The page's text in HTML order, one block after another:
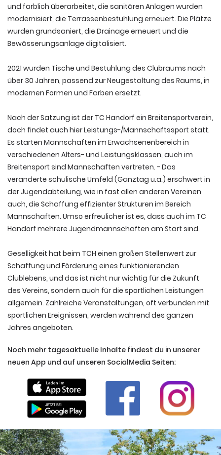
und farblich überarbeitet, die sanitären Anlagen wurden
modernisiert, die Terrassenbestuhlung erneuert. Die Plätze
wurden grundsaniert, die Drainage erneuert und die
Bewässerungsanlage digitalisiert.
2021 wurden Tische und Bestuhlung des Clubraums nach
über 30 Jahren, passend zur Neugestaltung des Raums, in
modernen Formen und Farben ersetzt.
Nach der Satzung ist der TC Handorf ein Breitensportverein,
doch findet auch hier Leistungs-/Mannschaftssport statt.
Es starten Mannschaften im Erwachsenenbereich in
verschiedenen Alters- und Leistungsklassen, auch im
Breitensport sind Mannschaften vertreten. - Das
veränderte schulische Umfeld (Ganztag u.a.) erschwert in
der Jugendabteilung, wie in fast allen anderen Vereinen
auch, die Schaffung effizienter Strukturen im Bereich
Mannschaften. Umso erfreulicher ist es, dass auch im TC
Handorf mehrere Jugendmannschaften am Start sind.
Geselligkeit hat beim TCH einen großen Stellenwert zur
Schaffung und Förderung eines funktionierenden
Clublebens, und das ist nicht nur wichtig für die Zukunft
des Vereins, sondern auch für die sportlichen Leistungen
allgemein. Zahlreiche Veranstaltungen, oft verbunden mit
sportlichen Ereignissen, werden während des ganzen
Jahres angeboten.
Noch mehr tagesaktuelle Inhalte findest du in unserer
neuen App und auf unseren SocialMedia Seiten: